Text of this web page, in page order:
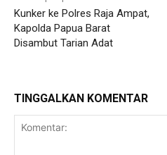
Kunker ke Polres Raja Ampat,
Kapolda Papua Barat
Disambut Tarian Adat
TINGGALKAN KOMENTAR